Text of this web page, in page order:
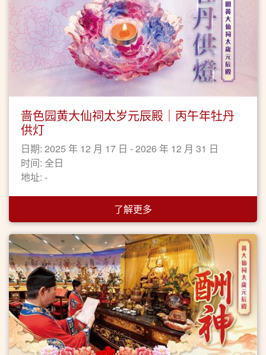
啬色园黄大仙祠太岁元辰殿｜丙午年牡丹
供灯
日期: 2025 年 12 月 17 日 - 2026 年 12 月 31 日
时间: 全日
地址: -
了解更多